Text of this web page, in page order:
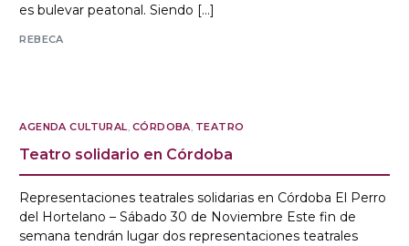
es bulevar peatonal. Siendo […]
REBECA
AGENDA CULTURAL, CÓRDOBA, TEATRO
Teatro solidario en Córdoba
Representaciones teatrales solidarias en Córdoba El Perro
del Hortelano – Sábado 30 de Noviembre Este fin de
semana tendrán lugar dos representaciones teatrales